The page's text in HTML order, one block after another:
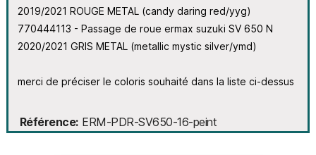
2019/2021 ROUGE METAL (candy daring red/yyg)
770444113 - Passage de roue ermax suzuki SV 650 N
2020/2021 GRIS METAL (metallic mystic silver/ymd)
merci de préciser le coloris souhaité dans la liste ci-dessus
Référence ERM-PDR-SV650-16-peint